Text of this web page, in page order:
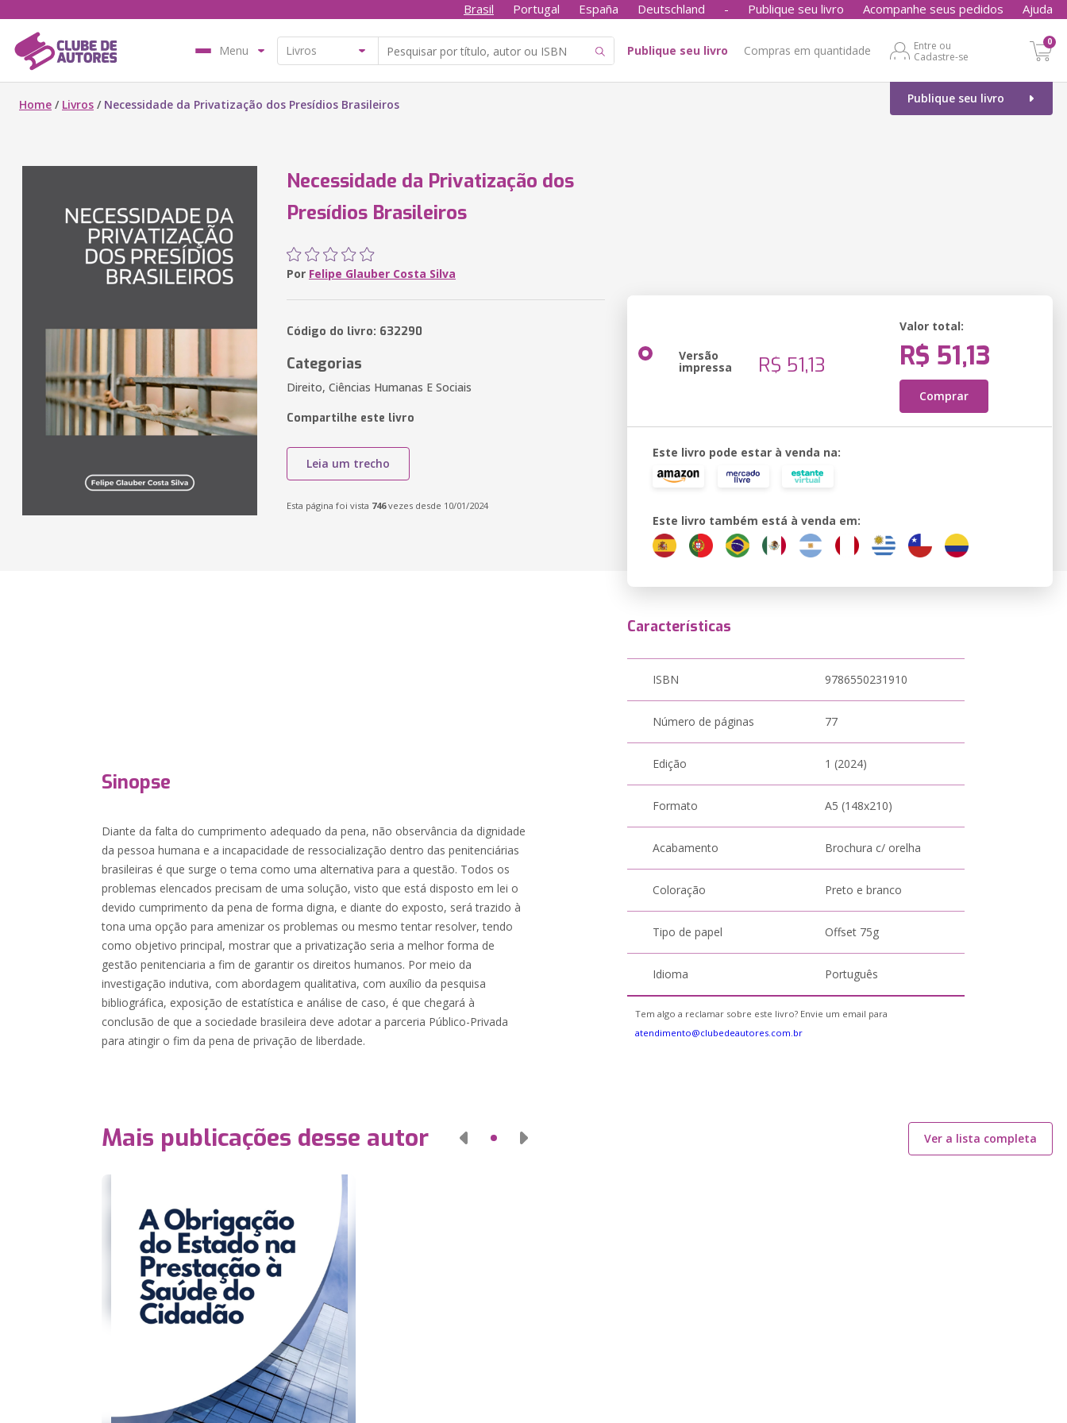
Brasil Portugal España Deutschland - Publique seu livro Acompanhe seus pedidos Ajuda
Menu Publique seu livro Compras em quantidade
Entre ou
Cadastre-se
0
Publique seu livro
Home / Livros / Necessidade da Privatização dos Presídios Brasileiros
Necessidade da Privatização dos
Presídios Brasileiros
Por Felipe Glauber Costa Silva
Código do livro: 632290
Categorias
Direito, Ciências Humanas E Sociais
Compartilhe este livro
Leia um trecho
Esta página foi vista 746vezes desde 10/01/2024
Versão
impressa R$ 51,13
Valor total:
R$ 51,13
Comprar
Este livro pode estar à venda na:
Este livro também está à venda em:
Sinopse
Diante da falta do cumprimento adequado da pena, não observância da dignidade
da pessoa humana e a incapacidade de ressocialização dentro das penitenciárias
brasileiras é que surge o tema como uma alternativa para a questão. Todos os
problemas elencados precisam de uma solução, visto que está disposto em lei o
devido cumprimento da pena de forma digna, e diante do exposto, será trazido à
tona uma opção para amenizar os problemas ou mesmo tentar resolver, tendo
como objetivo principal, mostrar que a privatização seria a melhor forma de
gestão penitenciaria a fim de garantir os direitos humanos. Por meio da
investigação indutiva, com abordagem qualitativa, com auxílio da pesquisa
bibliográfica, exposição de estatística e análise de caso, é que chegará à
conclusão de que a sociedade brasileira deve adotar a parceria Público-Privada
para atingir o fim da pena de privação de liberdade.
Características
ISBN 9786550231910
Número de páginas 77
Edição 1 (2024)
Formato A5 (148x210)
Acabamento Brochura c/ orelha
Coloração Preto e branco
Tipo de papel Offset 75g
Idioma Português
Tem algo a reclamar sobre este livro? Envie um email para
atendimento@clubedeautores.com.br
Mais publicações desse autor Ver a lista completa